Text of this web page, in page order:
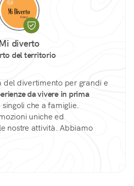
diverto
del territorio
del divertimento per grandi e
da vivere in prima
che a famiglie.
uniche ed
nostre attività. Abbiamo